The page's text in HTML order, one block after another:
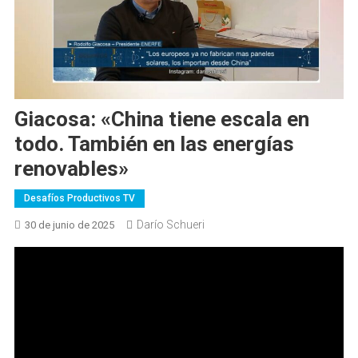
Giacosa: «China tiene escala en
todo. También en las energías
renovables»
Desafíos Productivos TV
30 de junio de 2025 Darío Schueri